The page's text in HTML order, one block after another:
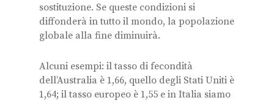
sostituzione. Se queste condizioni si
diffonderà in tutto il mondo, la popolazione
globale alla fine diminuirà.
Alcuni esempi: il tasso di fecondità
dell’Australia è 1,66, quello degli Stati Uniti è
1,64; il tasso europeo è 1,55 e in Italia siamo